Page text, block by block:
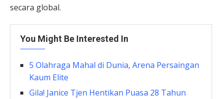
secara global.
You Might Be Interested In
5 Olahraga Mahal di Dunia, Arena Persaingan
Kaum Elite
Gila! Janice Tjen Hentikan Puasa 28 Tahun